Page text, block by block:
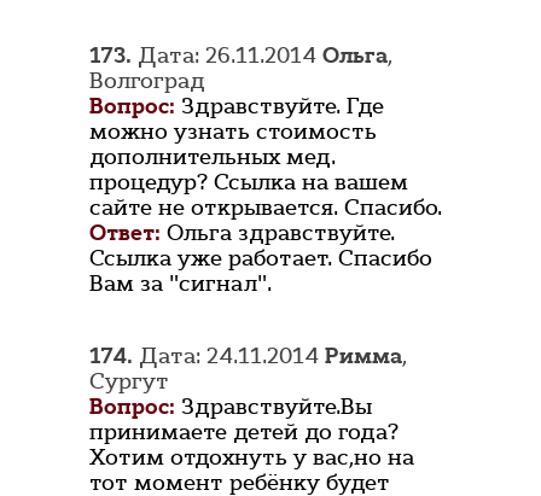
173. Дата: 26.11.2014 Ольга,
Волгоград
Вопрос: Здравствуйте. Где
можно узнать стоимость
дополнительных мед.
процедур? Ссылка на вашем
сайте не открывается. Спасибо.
Ответ: Ольга здравствуйте.
Ссылка уже работает. Спасибо
Вам за "сигнал".
174. Дата: 24.11.2014 Римма,
Сургут
Вопрос: Здравствуйте.Вы
принимаете детей до года?
Хотим отдохнуть у вас,но на
тот момент ребёнку будет